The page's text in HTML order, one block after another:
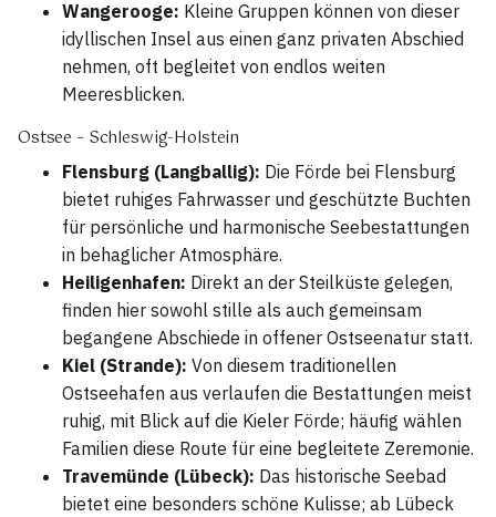
Wangerooge: Kleine Gruppen können von dieser
idyllischen Insel aus einen ganz privaten Abschied
nehmen, oft begleitet von endlos weiten
Meeresblicken.
Ostsee – Schleswig-Holstein
Flensburg (Langballig): Die Förde bei Flensburg
bietet ruhiges Fahrwasser und geschützte Buchten
für persönliche und harmonische Seebestattungen
in behaglicher Atmosphäre.
Heiligenhafen: Direkt an der Steilküste gelegen,
finden hier sowohl stille als auch gemeinsam
begangene Abschiede in offener Ostseenatur statt.
Kiel (Strande): Von diesem traditionellen
Ostseehafen aus verlaufen die Bestattungen meist
ruhig, mit Blick auf die Kieler Förde; häufig wählen
Familien diese Route für eine begleitete Zeremonie.
Travemünde (Lübeck): Das historische Seebad
bietet eine besonders schöne Kulisse; ab Lübeck